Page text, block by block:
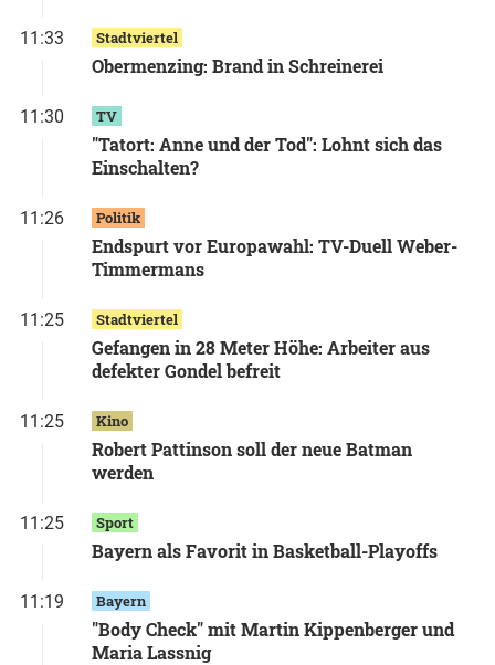
11:33 Stadtviertel
Obermenzing: Brand in Schreinerei
11:30 TV
"Tatort: Anne und der Tod": Lohnt sich das
Einschalten?
11:26 Politik
Endspurt vor Europawahl: TV-Duell Weber-
Timmermans
11:25 Stadtviertel
Gefangen in 28 Meter Höhe: Arbeiter aus
defekter Gondel befreit
11:25 Kino
Robert Pattinson soll der neue Batman
werden
11:25 Sport
Bayern als Favorit in Basketball-Playoffs
11:19 Bayern
"Body Check" mit Martin Kippenberger und
Maria Lassnig